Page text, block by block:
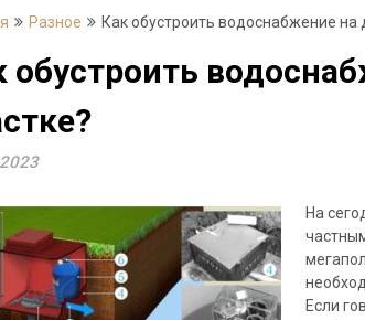
Разное Как обустроить водоснабжение на
обустроить
На
Если